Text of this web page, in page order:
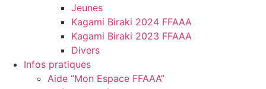
Jeunes
Kagami Biraki 2024 FFAAA
Kagami Biraki 2023 FFAAA
Divers
Infos pratiques
Aide “Mon Espace FFAAA”